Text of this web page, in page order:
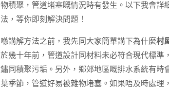
物積聚，管道堵塞嘅情況時有發生。以下我會詳
法，等你即刻解決問題！
喺講解方法之前，我先同大家簡單講下為什麼村
於幾十年前，管道設計同材料未必符合現代標準
鏽同積聚污垢。另外，鄉郊地區嘅排水系統有時
葉季節，管道好易被雜物堵塞。如果唔及時處理